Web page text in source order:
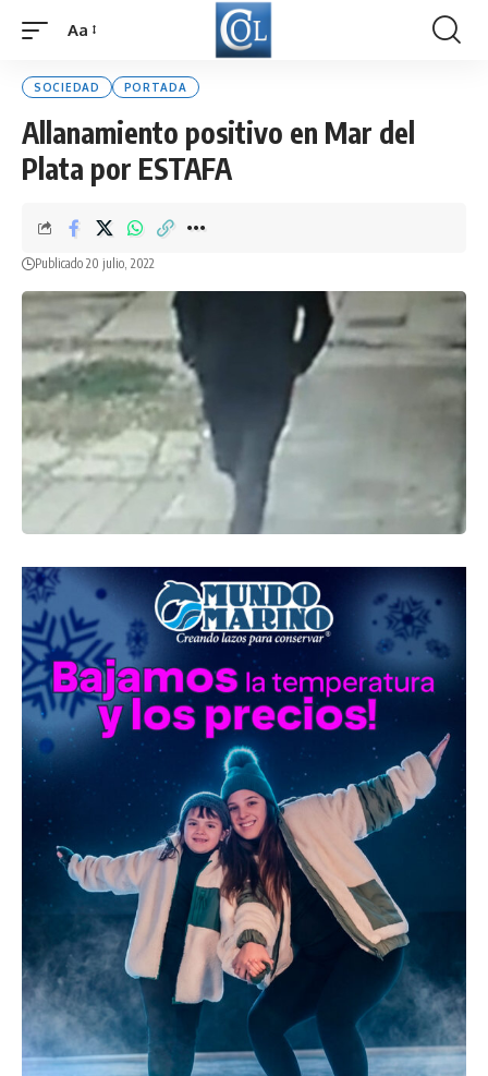
Font
Aa
SOCIEDAD PORTADA
Allanamiento positivo en Mar del
Plata por ESTAFA
Publicado 20 julio, 2022